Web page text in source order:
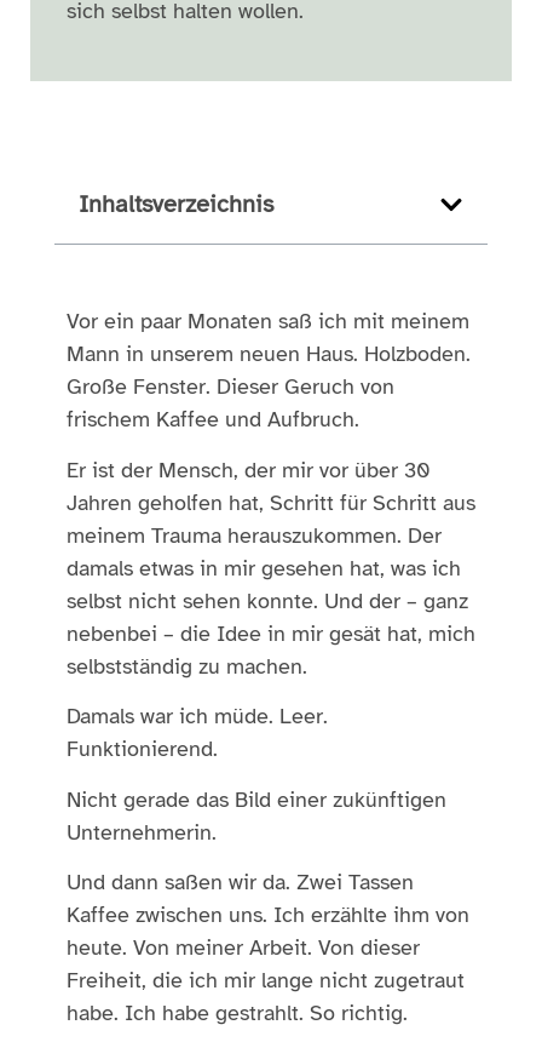
sich selbst halten wollen.
Inhaltsverzeichnis
Vor ein paar Monaten saß ich mit meinem
Mann in unserem neuen Haus. Holzboden.
Große Fenster. Dieser Geruch von
frischem Kaffee und Aufbruch.
Er ist der Mensch, der mir vor über 30
Jahren geholfen hat, Schritt für Schritt aus
meinem Trauma herauszukommen. Der
damals etwas in mir gesehen hat, was ich
selbst nicht sehen konnte. Und der – ganz
nebenbei – die Idee in mir gesät hat, mich
selbstständig zu machen.
Damals war ich müde. Leer.
Funktionierend.
Nicht gerade das Bild einer zukünftigen
Unternehmerin.
Und dann saßen wir da. Zwei Tassen
Kaffee zwischen uns. Ich erzählte ihm von
heute. Von meiner Arbeit. Von dieser
Freiheit, die ich mir lange nicht zugetraut
habe. Ich habe gestrahlt. So richtig.